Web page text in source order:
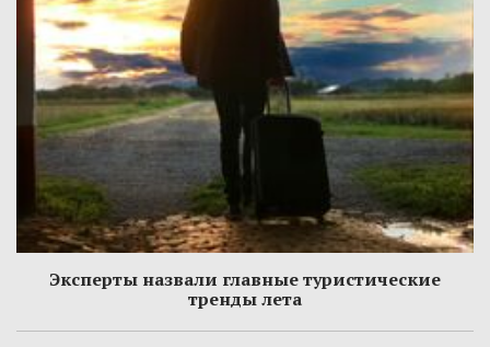
Эксперты назвали главные туристические
тренды лета